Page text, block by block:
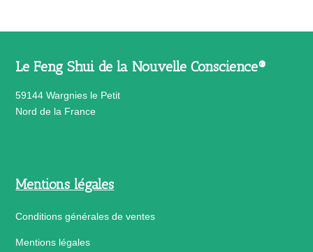
Le Feng Shui de la Nouvelle Conscience®
59144 Wargnies le Petit
Nord de la France
Mentions légales
Conditions générales de ventes
Mentions légales